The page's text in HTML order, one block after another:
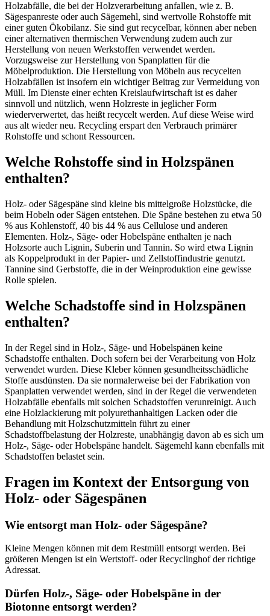
Holzabfälle, die bei der Holzverarbeitung anfallen, wie z. B.
Sägespanreste oder auch Sägemehl, sind wertvolle Rohstoffe mit
einer guten Ökobilanz. Sie sind gut recycelbar, können aber neben
einer alternativen thermischen Verwendung zudem auch zur
Herstellung von neuen Werkstoffen verwendet werden.
Vorzugsweise zur Herstellung von Spanplatten für die
Möbelproduktion. Die Herstellung von Möbeln aus recycelten
Holzabfällen ist insofern ein wichtiger Beitrag zur Vermeidung von
Müll. Im Dienste einer echten Kreislaufwirtschaft ist es daher
sinnvoll und nützlich, wenn Holzreste in jeglicher Form
wiederverwertet, das heißt recycelt werden. Auf diese Weise wird
aus alt wieder neu. Recycling erspart den Verbrauch primärer
Rohstoffe und schont Ressourcen.
Welche Rohstoffe sind in Holzspänen
enthalten?
Holz- oder Sägespäne sind kleine bis mittelgroße Holzstücke, die
beim Hobeln oder Sägen entstehen. Die Späne bestehen zu etwa 50
% aus Kohlenstoff, 40 bis 44 % aus Cellulose und anderen
Elementen. Holz-, Säge- oder Hobelspäne enthalten je nach
Holzsorte auch Lignin, Suberin und Tannin. So wird etwa Lignin
als Koppelprodukt in der Papier- und Zellstoffindustrie genutzt.
Tannine sind Gerbstoffe, die in der Weinproduktion eine gewisse
Rolle spielen.
Welche Schadstoffe sind in Holzspänen
enthalten?
In der Regel sind in Holz-, Säge- und Hobelspänen keine
Schadstoffe enthalten. Doch sofern bei der Verarbeitung von Holz
verwendet wurden. Diese Kleber können gesundheitsschädliche
Stoffe ausdünsten. Da sie normalerweise bei der Fabrikation von
Spanplatten verwendet werden, sind in der Regel die verwendeten
Holzabfälle ebenfalls mit solchen Schadstoffen verunreinigt. Auch
eine Holzlackierung mit polyurethanhaltigen Lacken oder die
Behandlung mit Holzschutzmitteln führt zu einer
Schadstoffbelastung der Holzreste, unabhängig davon ab es sich um
Holz-, Säge- oder Hobelspäne handelt. Sägemehl kann ebenfalls mit
Schadstoffen belastet sein.
Fragen im Kontext der Entsorgung von
Holz- oder Sägespänen
Wie entsorgt man Holz- oder Sägespäne?
Kleine Mengen können mit dem Restmüll entsorgt werden. Bei
größeren Mengen ist ein Wertstoff- oder Recyclinghof der richtige
Adressat.
Dürfen Holz-, Säge- oder Hobelspäne in der
Biotonne entsorgt werden?